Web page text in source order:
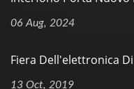
06 Aug, 2024
Fiera Dell'elettronica
13 Oct, 2019